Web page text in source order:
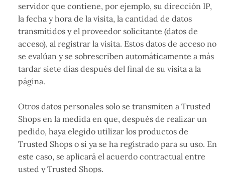
servidor que contiene, por ejemplo, su dirección IP,
la fecha y hora de la visita, la cantidad de datos
transmitidos y el proveedor solicitante (datos de
acceso), al registrar la visita. Estos datos de acceso no
se evalúan y se sobrescriben automáticamente a más
tardar siete días después del final de su visita a la
página.
Otros datos personales solo se transmiten a Trusted
Shops en la medida en que, después de realizar un
pedido, haya elegido utilizar los productos de
Trusted Shops o si ya se ha registrado para su uso. En
este caso, se aplicará el acuerdo contractual entre
usted y Trusted Shops.